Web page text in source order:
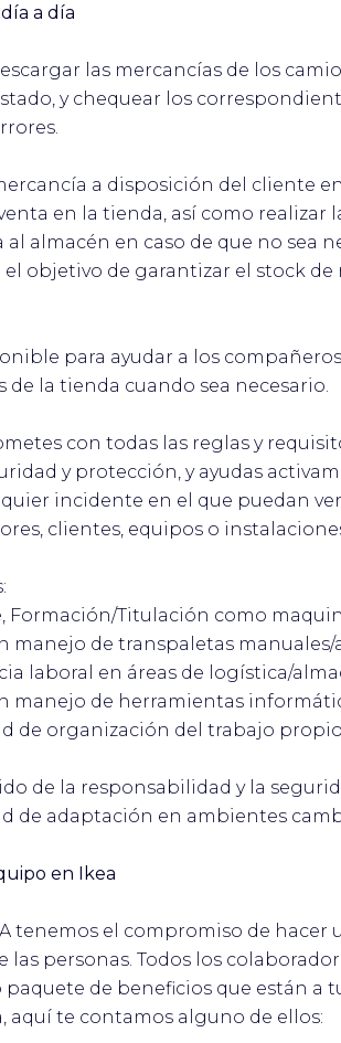
a día
las mercancías de los
y chequear los
a disposición del cliente
en la tienda, así como realizar
al almacén en caso de que no sea
el objetivo de garantizar el stock
para ayudar a los
de la tienda cuando sea necesario.
con todas las reglas y
y protección, y ayudas
incidente en el que puedan
clientes, equipos o
Formación/Titulación como
manejo de transpaletas
laboral en áreas de logística/
manejo de herramientas
de organización del trabajo
de la responsabilidad y la
de adaptación en ambientes
en Ikea
tenemos el compromiso de hacer
las personas. Todos los
de beneficios que están a
aquí te contamos alguno de ellos: